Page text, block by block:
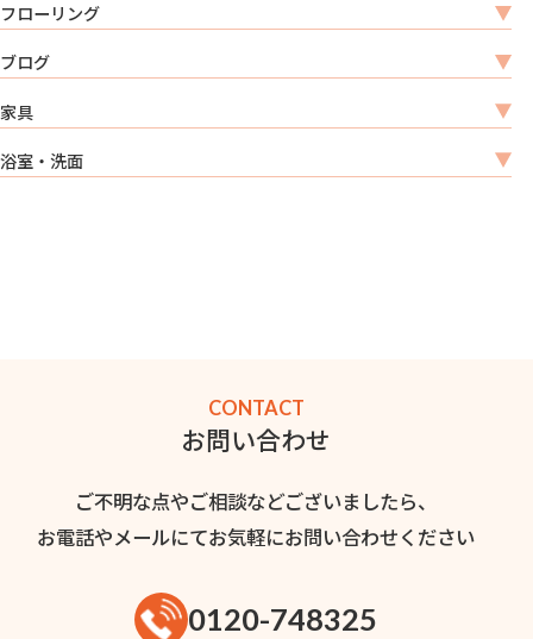
フローリング
ブログ
家具
浴室・洗面
CONTACT
お問い合わせ
ご不明な点やご相談などございましたら、
お電話やメールにてお気軽にお問い合わせください
0120-748325